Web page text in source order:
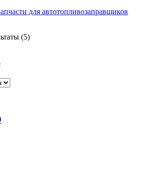
для автотопливозаправщиков
(5)